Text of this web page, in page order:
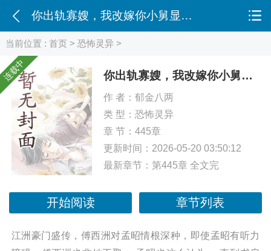
当前位置 :首页 >恐怖灵异 >
连载中 你出轨寡嫂，我改嫁你小舅显怀了
作 者： 郁金八两
类 型： 恐怖灵异
章 节：445章
更新时间：2026-05-20 03:50:12
最新章节： 第445章 全文完
开始阅读 章节列表
江洲豪门盛传，傅西洲对孟昭情根深种，即使孟昭有听力
你出轨寡嫂，我改嫁你小舅显怀了